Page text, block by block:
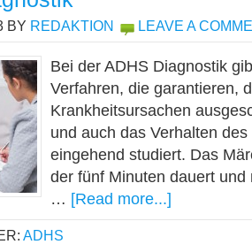
BY REDAKTION LEAVE A
Bei der ADHS Diagnostik
Verfahren, die garantieren,
Krankheitsursachen
und auch das Verhalten
eingehend studiert. Das
der fünf Minuten dauert
… [Read more...]
ADHS